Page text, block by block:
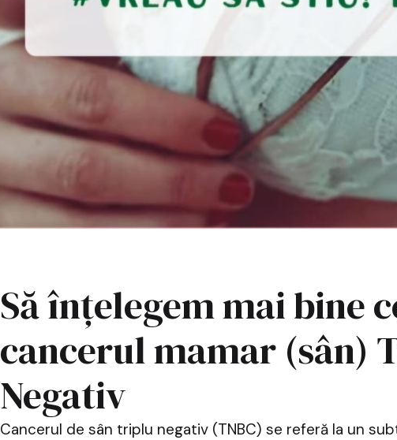
Să înțelegem mai bine
cancerul mamar (sân)
Negativ
Cancerul de sân triplu negativ (TNBC) se referă la un